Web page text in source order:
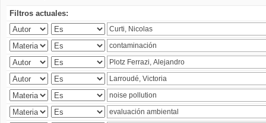
Filtros actuales: